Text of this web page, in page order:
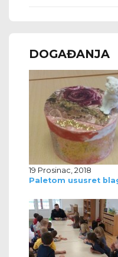
DOGAĐANJA
19 Prosinac, 2018
Paletom ususret